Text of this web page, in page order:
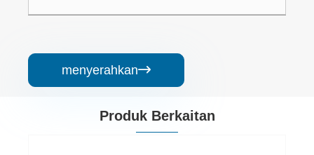
menyerahkan
Produk Berkaitan